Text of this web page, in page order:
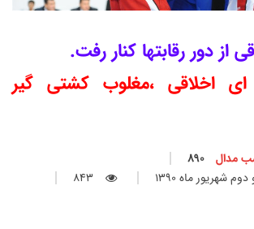
از دور رقابتها کنار رفت.
اخلاقی ،مغلوب کشتی گیر
مدال
شهريور ماه 1390
843